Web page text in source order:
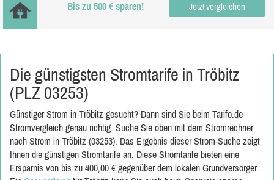
Bis zu 500 € sparen! Jetzt vergleichen
Die günstigsten Stromtarife in Tröbitz
(PLZ 03253)
Günstiger Strom in Tröbitz gesucht? Dann sind Sie beim Tarifo.de
Stromvergleich genau richtig. Suche Sie oben mit dem Stromrechner
nach Strom in Tröbitz (03253). Das Ergebnis dieser Strom-Suche zeigt
Ihnen die günstigen Stromtarife an. Diese Stromtarife bieten eine
Ersparnis von bis zu 400,00 € gegenüber dem lokalen Grundversorger.